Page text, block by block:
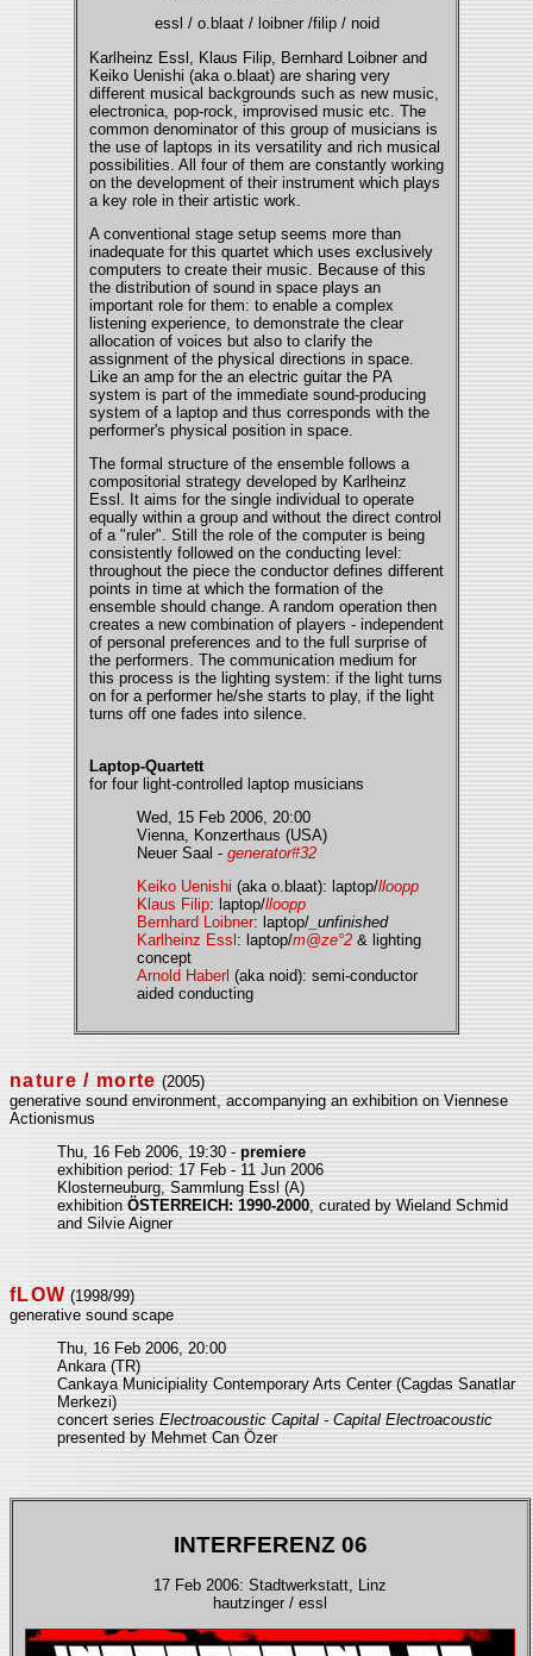
essl / o.blaat / loibner /filip / noid
Karlheinz Essl, Klaus Filip, Bernhard Loibner and
Keiko Uenishi (aka o.blaat) are sharing very
different musical backgrounds such as new music,
electronica, pop-rock, improvised music etc. The
common denominator of this group of musicians is
the use of laptops in its versatility and rich musical
possibilities. All four of them are constantly working
on the development of their instrument which plays
a key role in their artistic work.
A conventional stage setup seems more than
inadequate for this quartet which uses exclusively
computers to create their music. Because of this
the distribution of sound in space plays an
important role for them: to enable a complex
listening experience, to demonstrate the clear
allocation of voices but also to clarify the
assignment of the physical directions in space.
Like an amp for the an electric guitar the PA
system is part of the immediate sound-producing
system of a laptop and thus corresponds with the
performer's physical position in space.
The formal structure of the ensemble follows a
compositorial strategy developed by Karlheinz
Essl. It aims for the single individual to operate
equally within a group and without the direct control
of a "ruler". Still the role of the computer is being
consistently followed on the conducting level:
throughout the piece the conductor defines different
points in time at which the formation of the
ensemble should change. A random operation then
creates a new combination of players - independent
of personal preferences and to the full surprise of
the performers. The communication medium for
this process is the lighting system: if the light turns
on for a performer he/she starts to play, if the light
turns off one fades into silence.
Laptop-Quartett
for four light-controlled laptop musicians
Wed, 15 Feb 2006, 20:00
Vienna, Konzerthaus (USA)
Neuer Saal - generator#32
Keiko Uenishi (aka o.blaat): laptop/lloopp
Klaus Filip: laptop/lloopp
Bernhard Loibner: laptop/ _unfinished
Karlheinz Essl : laptop/m@ze°2 & lighting
concept
Arnold Haberl (aka noid): semi-conductor
aided conducting
nature / morte (2005)
generative sound environment, accompanying an exhibition on Viennese
Actionismus
Thu, 16 Feb 2006, 19:30 - premiere
exhibition period: 17 Feb - 11 Jun 2006
Klosterneuburg, Sammlung Essl (A)
exhibition ÖSTERREICH: 1990-2000, curated by Wieland Schmid
and Silvie Aigner
fLOW (1998/99)
generative sound scape
Thu, 16 Feb 2006, 20:00
Ankara (TR)
Cankaya Municipiality Contemporary Arts Center (Cagdas Sanatlar
Merkezi)
concert series Electroacoustic Capital - Capital Electroacoustic
presented by Mehmet Can Özer
INTERFERENZ 06
17 Feb 2006: Stadtwerkstatt, Linz
hautzinger / essl